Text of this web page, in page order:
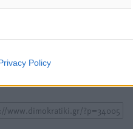
Policy
μερική αναπαραγωγή της
απαραίτητη η χρήση του
παραπομπής προς το